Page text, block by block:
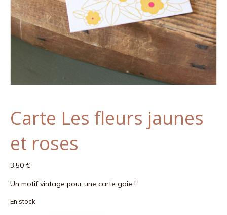
Carte Les fleurs jaunes
et roses
3,50 €
Un motif vintage pour une carte gaie !
En stock